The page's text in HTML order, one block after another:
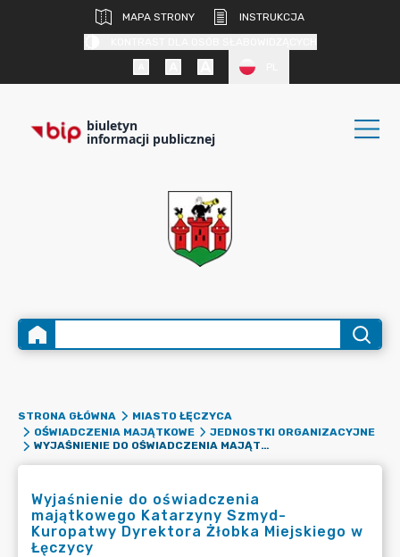
MAPA STRONY
INSTRUKCJA
biuletyn
informacji publicznej
STRONA GŁÓWNA
MIASTO ŁĘCZYCA
OŚWIADCZENIA MAJĄTKOWE
JEDNOSTKI ORGANIZACYJNE
WYJAŚNIENIE DO OŚWIADCZENIA MAJĄTKOWEGO KATARZYNY SZMYD- KUROPATWY DYREKTORA ŻŁOBKA MIEJSKIEGO W ŁĘCZYCY
Wyjaśnienie do oświadczenia
majątkowego Katarzyny Szmyd-
Kuropatwy Dyrektora Żłobka Miejskiego w
Łęczycy